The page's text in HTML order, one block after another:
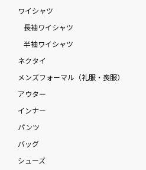
ワイシャツ
長袖ワイシャツ
半袖ワイシャツ
ネクタイ
メンズフォーマル（礼服・喪服）
アウター
インナー
パンツ
バッグ
シューズ